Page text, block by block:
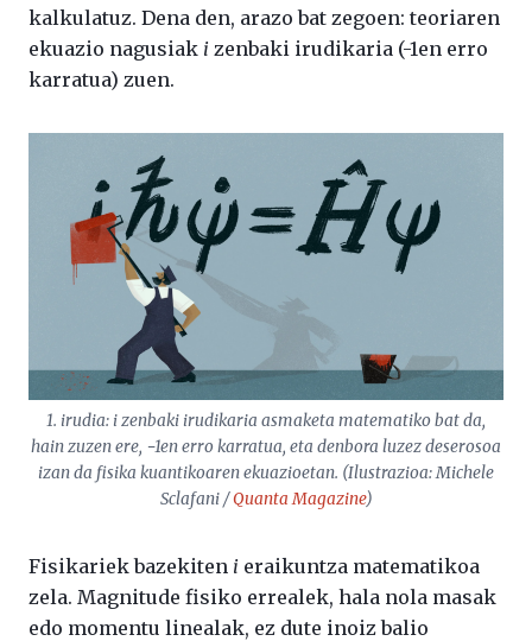
kalkulatuz. Dena den, arazo bat zegoen: teoriaren
ekuazio nagusiak i zenbaki irudikaria (-1en erro
karratua) zuen.
1. irudia: izenbaki irudikaria asmaketa matematiko bat da,
hain zuzen ere, −1en erro karratua, eta denbora luzez deserosoa
izan da fisika kuantikoaren ekuazioetan. (Ilustrazioa: Michele
Sclafani /Quanta Magazine)
Fisikariek bazekiten i eraikuntza matematikoa
zela. Magnitude fisiko errealek, hala nola masak
edo momentu linealak, ez dute inoiz balio